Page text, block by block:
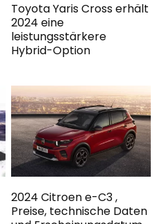
Toyota Yaris Cross erhält
2024 eine
leistungsstärkere
Hybrid-Option
2024 Citroen e-C3 ,
Preise, technische Daten